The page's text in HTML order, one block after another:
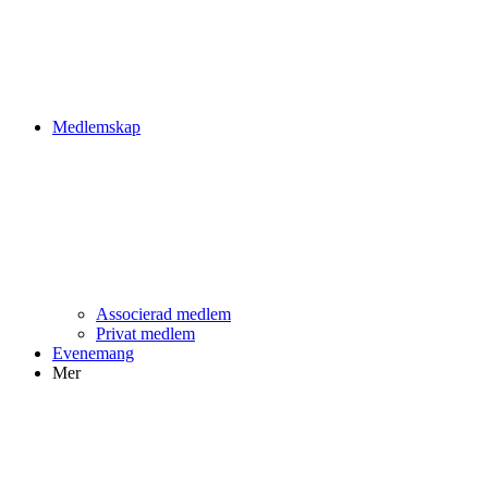
Medlemskap
Associerad medlem
Privat medlem
Evenemang
Mer